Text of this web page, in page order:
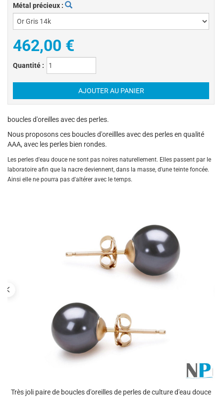
Métal précieux :
462,00 €
Quantité :
boucles d'oreilles avec des perles.
Nous proposons ces boucles d'oreillles avec des perles en qualité
AAA, avec les perles bien rondes.
Les perles d'eau douce ne sont pas noires naturellement. Elles passent par le
laboratoire afin que la nacre deviennent, dans la masse, d'une teinte foncée.
Ainsi elle ne pourra pas d'altérer avec le temps.
Très joli paire de boucles d'oreilles de perles de culture d'eau douce